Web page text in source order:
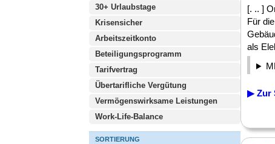
30+ Urlaubstage
Krisensicher
Arbeitszeitkonto
Beteiligungsprogramm
Tarifvertrag
Übertarifliche Vergütung
Vermögenswirksame Leistungen
Work-Life-Balance
SORTIERUNG
[. .. ]
Für
als
▶ Zur